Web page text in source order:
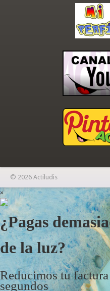
© 2026 Actiludis
×
¿Pagas
de la luz?
Reducimos tu
segundos